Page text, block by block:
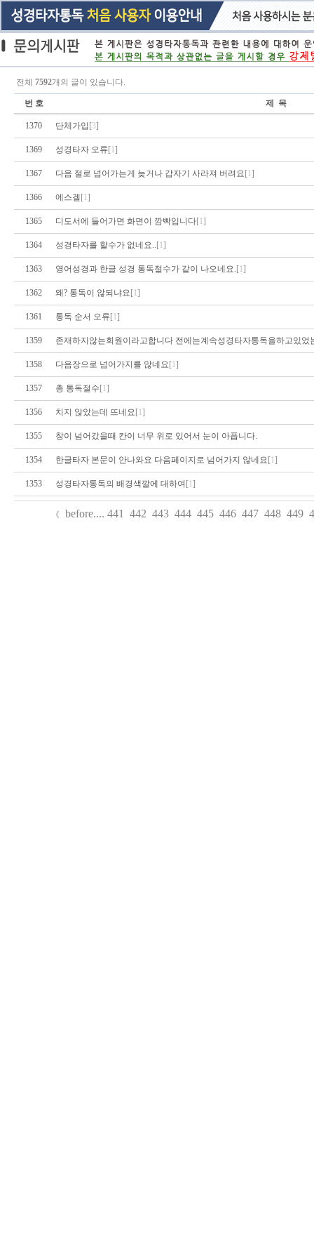
전체 7592개의 글이 있습니다.
번 호 제 목
1370 단체가입 [3]
1369 성경타자 오류 [1]
1367 다음 절로 넘어가는게 늦거나 갑자기 사라져 버려요 [1]
1366 에스겔 [1]
1365 디도서에 들어가면 화면이 깜빡입니다[1]
1364 성경타자를 할수가 없네요.. [1]
1363 영어성경과 한글 성경 통독절수가 같이 나오네요. [1]
1362 왜? 통독이 않되냐요 [1]
1361 통독 순서 오류 [1]
1359 존재하지않는회원이라고합니다 전에는계속성경타자통독을하고있었
1358 다음장으로 넘어가지를 않네요 [1]
1357 총 통독절수 [1]
1356 치지 않았는데 뜨네요 [1]
1355 창이 넘어갔을때 칸이 너무 위로 있어서 눈이 아픕니다.
1354 한글타자 본문이 안나와요 다음페이지로 넘어가지 않네요 [1]
1353 성경타자통독의 배경색깔에 대하여 [1]
《 before.... 441 442 443 444 445 446 447 448 449